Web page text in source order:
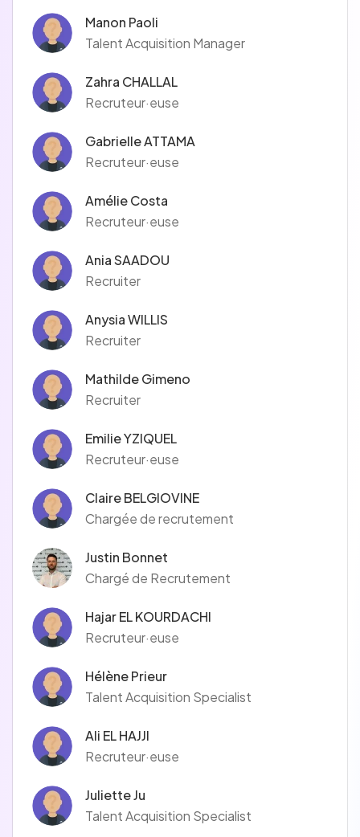
Manon Paoli
Talent Acquisition Manager
Zahra CHALLAL
Recruteur·euse
Gabrielle ATTAMA
Recruteur·euse
Amélie Costa
Recruteur·euse
Ania SAADOU
Recruiter
Anysia WILLIS
Recruiter
Mathilde Gimeno
Recruiter
Emilie YZIQUEL
Recruteur·euse
Claire BELGIOVINE
Chargée de recrutement
Justin Bonnet
Chargé de Recrutement
Hajar EL KOURDACHI
Recruteur·euse
Hélène Prieur
Talent Acquisition Specialist
Ali EL HAJJI
Recruteur·euse
Juliette Ju
Talent Acquisition Specialist